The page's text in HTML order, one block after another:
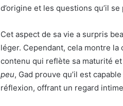
d’origine et les questions qu’il
Cet aspect de sa vie a surpris
léger. Cependant, cela montre
contenu qui reflète sa maturité
peu, Gad prouve qu’il est
réflexion, offrant un regard